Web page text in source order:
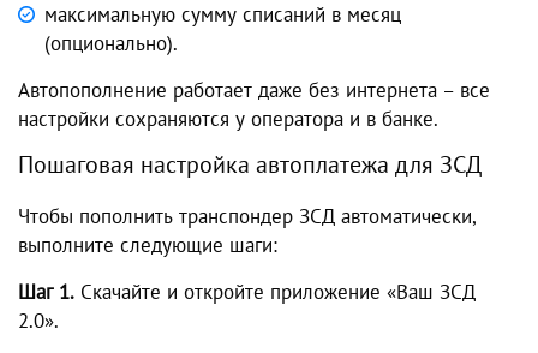
максимальную сумму списаний в месяц
(опционально).
Автопополнение работает даже без интернета – все
настройки сохраняются у оператора и в банке.
Пошаговая настройка автоплатежа для ЗСД
Чтобы пополнить транспондер ЗСД автоматически,
выполните следующие шаги:
Шаг 1. Скачайте и откройте приложение «Ваш ЗСД
2.0».